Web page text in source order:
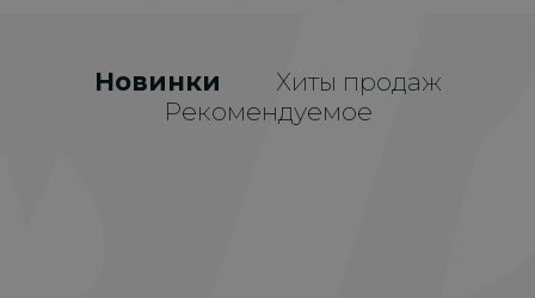
Новинки
Хиты продаж
Рекомендуемое